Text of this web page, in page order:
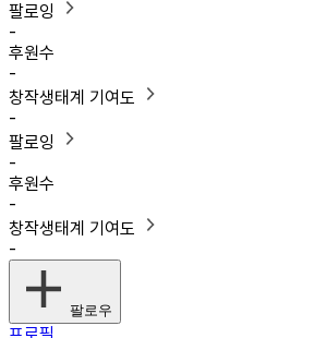
팔로잉
-
후원수
-
창작생태계 기여도
-
팔로잉
-
후원수
-
창작생태계 기여도
-
팔로우